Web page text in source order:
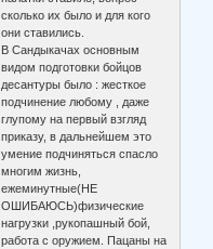
сколько их было и для кого
они ставились.
В Сандыкачах основным
видом подготовки бойцов
десантуры было : жесткое
подчинение любому , даже
глупому на первый взгляд
приказу, в дальнейшем это
умение подчиняться спасло
многим жизнь,
ежеминутные(НЕ
ОШИБАЮСЬ)физические
нагрузки ,рукопашный бой,
работа с оружием. Пацаны на